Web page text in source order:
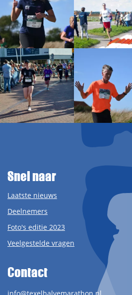
Snel naar
Laatste nieuws
Deelnemers
Foto's editie 2023
Veelgestelde vragen
Contact